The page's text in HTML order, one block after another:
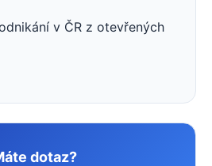
v ČR z otevřených
dotaz?